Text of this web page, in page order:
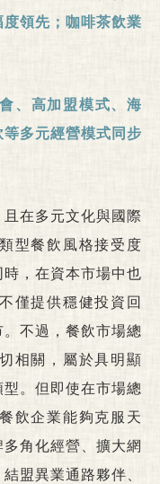
領先；咖啡茶飲業
、高加盟模式、海
多元經營模式同步
在多元文化與國際
型餐飲風格接受度
，在資本市場中也
僅提供穩健投資回
不過，餐飲市場總
相關，屬於具明顯
型。但即使在市場總
飲企業能夠克服天
角化經營、擴大網
盟異業通路夥伴、